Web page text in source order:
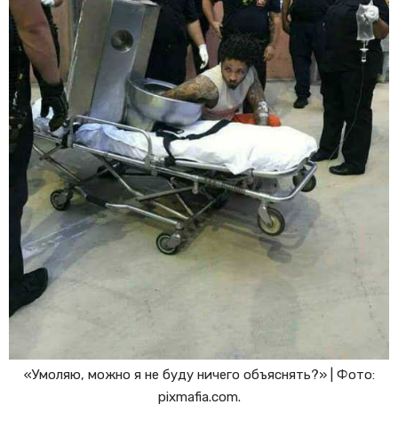
«Умоляю, можно я не буду ничего объяснять?» | Фото:
pixmafia.com.